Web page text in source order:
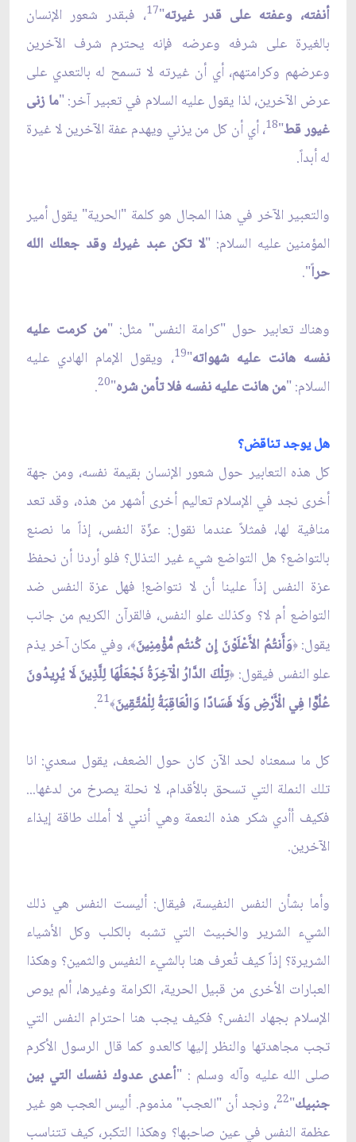
أنفته، وعفته على قدر غيرته"
17، فبقدر شعور الإنسان
بالغيرة على شرفه وعرضه فإنه يحترم شرف الآخرين
وعرضهم وكرامتهم، أي أن غيرته لا تسمح له بالتعدي على
عرض الآخرين، لذا يقول عليه السلام في تعبير آخر: "ما زنى
غيور قط"
18، أي أن كل من يزني ويهدم عفة الآخرين لا غيرة
له أبداً.
والتعبير الآخر في هذا المجال هو كلمة "الحرية" يقول أمير
المؤمنين عليه السلام: "لا تكن عبد غيرك وقد جعلك الله
حراً".
وهناك تعابير حول "كرامة النفس" مثل: "من كرمت عليه
نفسه هانت عليه شهواته"
19، ويقول الإمام الهادي عليه
السلام: "من هانت عليه نفسه فلا تأمن شره"
20
.
هل يوجد تناقض؟
كل هذه التعابير حول شعور الإنسان بقيمة نفسه، ومن جهة
أخرى نجد في الإسلام تعاليم أخرى أشهر من هذه، وقد تعد
منافية لها، فمثلاً عندما نقول: عزّة النفس، إذاً ما نصنع
بالتواضع؟ هل التواضع شيء غير التذلل؟ فلو أردنا أن نحفظ
عزة النفس إذاً علينا أن لا نتواضع! فهل عزة النفس ضد
التواضع أم لا؟ وكذلك علو النفس، فالقرآن الكريم من جانب
يقول:﴿وَأَنتُمُ الأَعْلَوْنَ إِن كُنتُم مُّؤْمِنِينَ﴾، وفي مكان آخر يذم
علو النفس فيقول: ﴿تِلْكَ الدَّارُ الْآخِرَةُ نَجْعَلُهَا لِلَّذِينَ لَا يُرِيدُونَ
عُلُوًّا فِي الْأَرْضِ وَلَا فَسَادًا وَالْعَاقِبَةُ لِلْمُتَّقِينَ﴾21
.
كل ما سمعناه لحد الآن كان حول الضعف، يقول سعدي: انا
تلك النملة التي تسحق بالأقدام، لا نحلة يصرخ من لدغها...
فكيف اُأدي شكر هذه النعمة وهي أنني لا أملك طاقة إيذاء
الآخرين.
وأما بشأن النفس النفيسة، فيقال: أليست النفس هي ذلك
الشيء الشرير والخبيث التي تشبه بالكلب وكل الأشياء
الشريرة؟ إذاً كيف تُعرف هنا بالشيء النفيس والثمين؟ وهكذا
العبارات الأخرى من قبيل الحرية، الكرامة وغيرها، ألم يوص
الإسلام بجهاد النفس؟ فكيف يجب هنا احترام النفس التي
تجب مجاهدتها والنظر إليها كالعدو كما قال الرسول الأكرم
صلى الله عليه وآله وسلم : "أعدى عدوك نفسك التي بين
جنبيك"
22، ونجد أن "العجب" مذموم. أليس العجب هو غير
عظمة النفس في عين صاحبها؟ وهكذا التكبر، كيف تتناسب